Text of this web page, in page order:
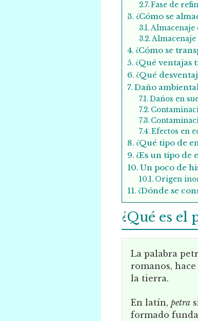
Fase de
¿Cómo se
Almacenaje
¿Cómo se
¿Qué ventajas
¿Qué
Daño
Daños en
Efectos en
¿Qué tipo de
¿Es un tipo de
Un poco de
Origen
¿Dónde se
¿Qué es el
La palabra
romanos,
la tierra.
En latín, petra
formado